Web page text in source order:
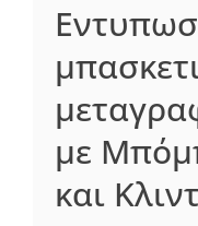
με
και